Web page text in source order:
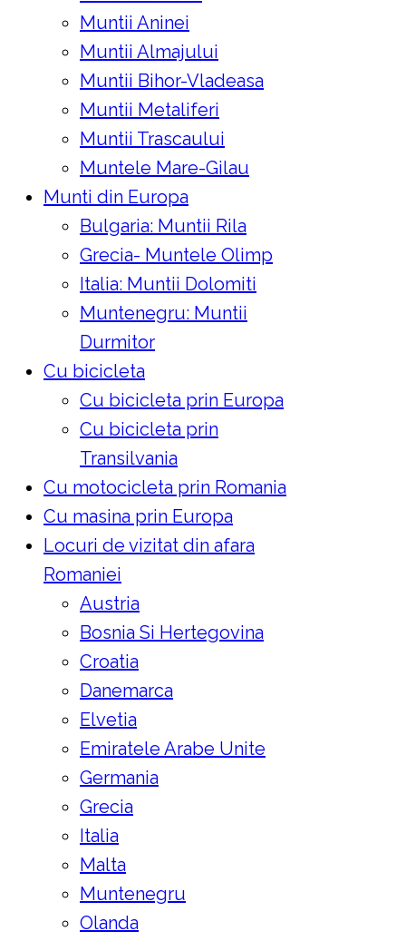
Muntii Aninei
Muntii Almajului
Muntii Bihor-Vladeasa
Muntii Metaliferi
Muntii Trascaului
Muntele Mare-Gilau
Munti din Europa
Bulgaria: Muntii Rila
Grecia- Muntele Olimp
Italia: Muntii Dolomiti
Muntenegru: Muntii
Durmitor
Cu bicicleta
Cu bicicleta prin Europa
Cu bicicleta prin
Transilvania
Cu motocicleta prin Romania
Cu masina prin Europa
Locuri de vizitat din afara
Romaniei
Austria
Bosnia Si Hertegovina
Croatia
Danemarca
Elvetia
Emiratele Arabe Unite
Germania
Grecia
Italia
Malta
Muntenegru
Olanda